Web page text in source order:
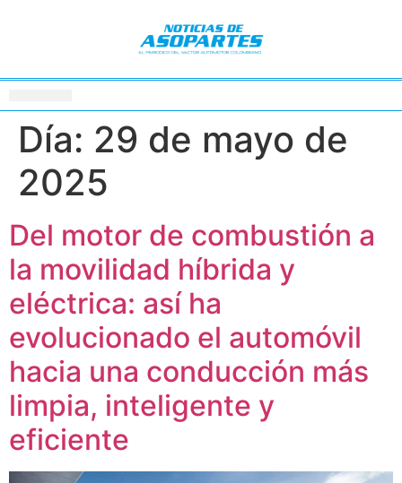
Día: 29 de mayo de
2025
Del motor de combustión a
la movilidad híbrida y
eléctrica: así ha
evolucionado el automóvil
hacia una conducción más
limpia, inteligente y
eficiente